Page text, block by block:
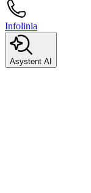
Infolinia
Asystent AI